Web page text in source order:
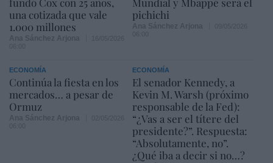
una cotizada que vale
1.000 millones
pichichi
ECONOMÍA
Continúa la fiesta en los
mercados… a pesar de
Ormuz
ECONOMÍA
El senador Kennedy, a
Kevin M. Warsh (próximo
responsable de la Fed):
“¿Vas a ser el títere del
presidente?”. Respuesta:
“Absolutamente, no”.
¿Qué iba a decir si no…?